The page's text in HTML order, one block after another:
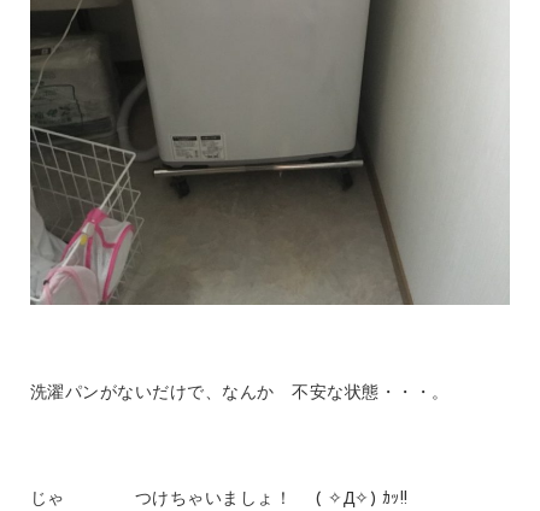
洗濯パンがないだけで、なんか 不安な状態・・・。
じゃ つけちゃいましょ！ ( ✧Д✧) ｶｯ!!